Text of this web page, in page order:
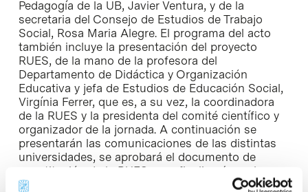
Pedagogía de la UB, Javier Ventura, y de la
secretaria del Consejo de Estudios de Trabajo
Social, Rosa Maria Alegre. El programa del acto
también incluye la presentación del proyecto
RUES, de la mano de la profesora del
Departamento de Didáctica y Organización
Educativa y jefa de Estudios de Educación Social,
Virgínia Ferrer, que es, a su vez, la coordinadora
de la RUES y la presidenta del comité científico y
organizador de la jornada. A continuación se
presentarán las comunicaciones de las distintas
universidades, se aprobará el documento de
constitución de la RUES, y se finalizará con las
conclusiones.